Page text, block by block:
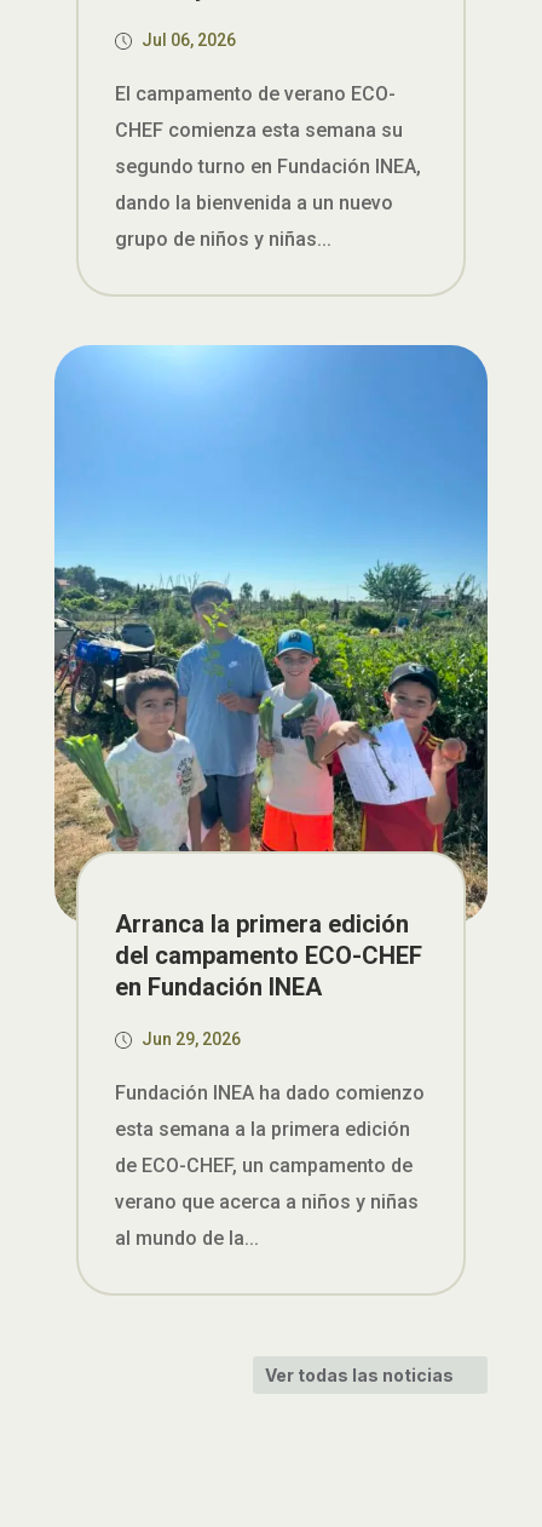
Jul 06, 2026
El campamento de verano ECO-
CHEF comienza esta semana su
segundo turno en Fundación INEA,
dando la bienvenida a un nuevo
grupo de niños y niñas...
Arranca la primera edición
del campamento ECO-CHEF
en Fundación INEA
Jun 29, 2026
Fundación INEA ha dado comienzo
esta semana a la primera edición
de ECO-CHEF, un campamento de
verano que acerca a niños y niñas
al mundo de la...
Ver todas las noticias